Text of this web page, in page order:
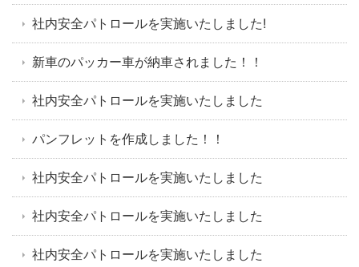
社内安全パトロールを実施いたしました!
新車のパッカー車が納車されました！！
社内安全パトロールを実施いたしました
パンフレットを作成しました！！
社内安全パトロールを実施いたしました
社内安全パトロールを実施いたしました
社内安全パトロールを実施いたしました